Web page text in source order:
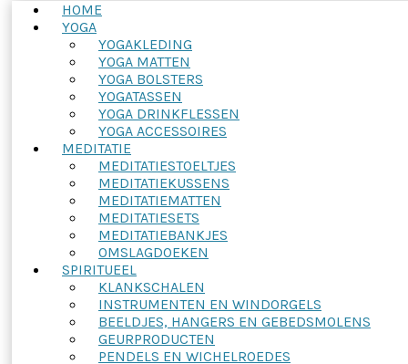
HOME
YOGA
YOGAKLEDING
YOGA MATTEN
YOGA BOLSTERS
YOGATASSEN
YOGA DRINKFLESSEN
YOGA ACCESSOIRES
MEDITATIE
MEDITATIESTOELTJES
MEDITATIEKUSSENS
MEDITATIEMATTEN
MEDITATIESETS
MEDITATIEBANKJES
OMSLAGDOEKEN
SPIRITUEEL
KLANKSCHALEN
INSTRUMENTEN EN WINDORGELS
BEELDJES, HANGERS EN GEBEDSMOLENS
GEURPRODUCTEN
PENDELS EN WICHELROEDES